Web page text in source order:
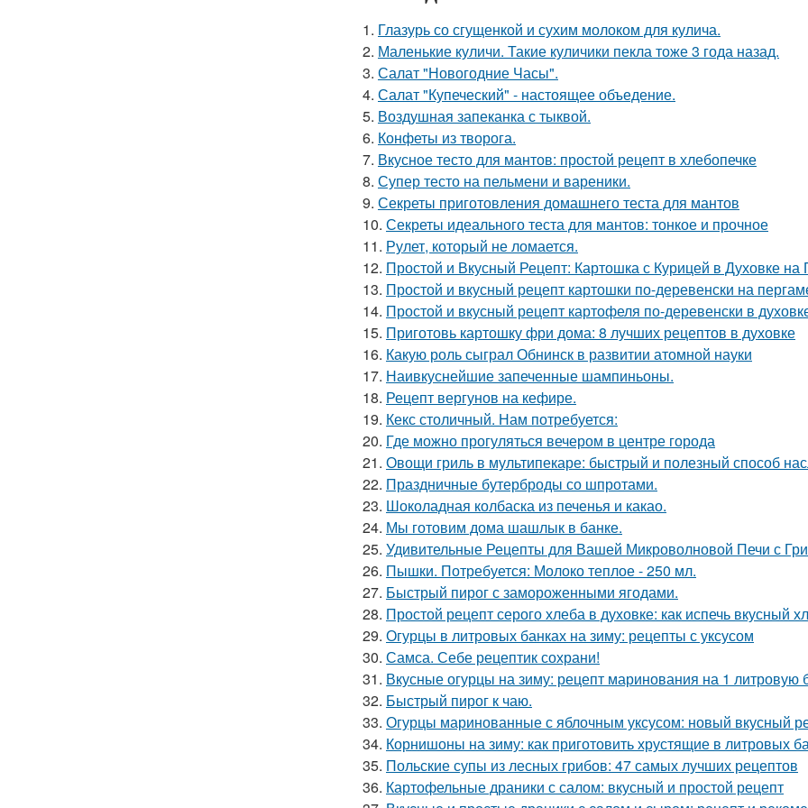
1. Глазурь со сгущенкой и сухим молоком для кулича.
2. Маленькие куличи. Такие куличики пекла тоже 3 года назад.
3. Салат "Новогодние Часы".
4. Салат "Купеческий" - настоящее объедение.
5. Воздушная запеканка с тыквой.
6. Конфеты из творога.
7. Вкусное тесто для мантов: простой рецепт в хлебопечке
8. Супер тесто на пельмени и вареники.
9. Секреты приготовления домашнего теста для мантов
10. Секреты идеального теста для мантов: тонкое и прочное
11. Рулет, который не ломается.
12. Простой и Вкусный Рецепт: Картошка с Курицей в Духовке на
13. Простой и вкусный рецепт картошки по-деревенски на
14. Простой и вкусный рецепт картофеля по-деревенски в
15. Приготовь картошку фри дома: 8 лучших рецептов в духовке
16. Какую роль сыграл Обнинск в развитии атомной науки
17. Наивкуснейшие запеченные шампиньоны.
18. Рецепт вергунов на кефире.
19. Кекс столичный. Нам потребуется:
20. Где можно прогуляться вечером в центре города
21. Овощи гриль в мультипекаре: быстрый и полезный способ
22. Праздничные бутерброды со шпротами.
23. Шоколадная колбаска из печенья и какао.
24. Мы готовим дома шашлык в банке.
25. Удивительные Рецепты для Вашей Микроволновой Печи с
26. Пышки. Потребуется: Молоко теплое - 250 мл.
27. Быстрый пирог с замороженными ягодами.
28. Простой рецепт серого хлеба в духовке: как испечь вкусный
29. Огурцы в литровых банках на зиму: рецепты с уксусом
30. Самса. Себе рецептик сохрани!
31. Вкусные огурцы на зиму: рецепт маринования на 1 литровую
32. Быстрый пирог к чаю.
33. Огурцы маринованные с яблочным уксусом: новый вкусный
34. Корнишоны на зиму: как приготовить хрустящие в литровых
35. Польские супы из лесных грибов: 47 самых лучших рецептов
36. Картофельные драники с салом: вкусный и простой рецепт